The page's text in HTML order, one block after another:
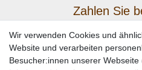
Zahlen Sie
Wir verwenden Cookies und
Website und verarbeiten
Besucher:innen unserer Webseite